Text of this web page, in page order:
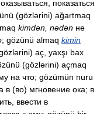
показаться
(gözlərini) ağartmaq
kimdən, nədən не
; gözünü almaq kimin
aç, yaxşı bax
(gözlərini) açmaq
на что; gözümün nuru
в (во) мгновение ока; в
ввести в